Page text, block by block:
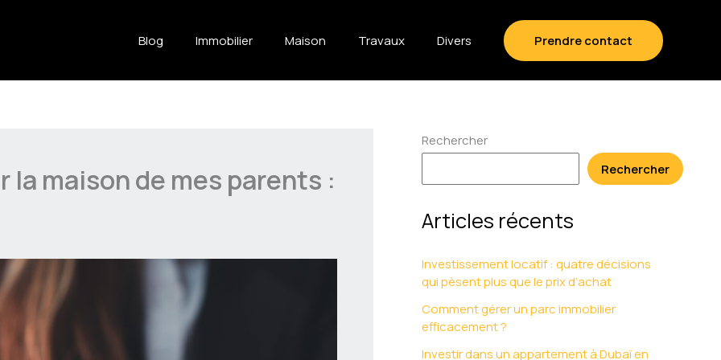
Blog Immobilier Maison Travaux Divers Prendre contact
maison de mes parents :
Rechercher
Rechercher
Articles récents
Investissement locatif : quatre décisions
qui pèsent plus que le prix d’achat
Comment gérer un parc immobilier
efficacement ?
Investir dans un appartement à Dubaï en